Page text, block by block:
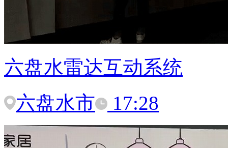
六盘水雷达互动系统
六盘水市
17:28